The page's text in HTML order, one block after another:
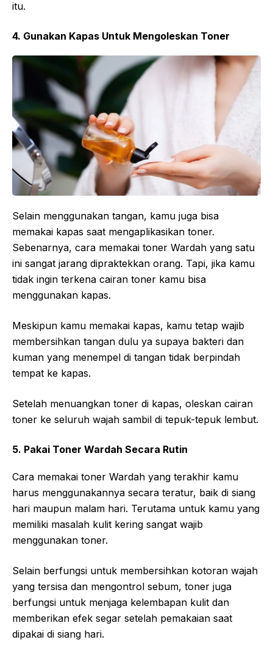
itu.
4. Gunakan Kapas Untuk Mengoleskan Toner
Selain menggunakan tangan, kamu juga bisa
memakai kapas saat mengaplikasikan toner.
Sebenarnya, cara memakai toner Wardah yang satu
ini sangat jarang dipraktekkan orang. Tapi, jika kamu
tidak ingin terkena cairan toner kamu bisa
menggunakan kapas.
Meskipun kamu memakai kapas, kamu tetap wajib
membersihkan tangan dulu ya supaya bakteri dan
kuman yang menempel di tangan tidak berpindah
tempat ke kapas.
Setelah menuangkan toner di kapas, oleskan cairan
toner ke seluruh wajah sambil di tepuk-tepuk lembut.
5. Pakai Toner Wardah Secara Rutin
Cara memakai toner Wardah yang terakhir kamu
harus menggunakannya secara teratur, baik di siang
hari maupun malam hari. Terutama untuk kamu yang
memiliki masalah kulit kering sangat wajib
menggunakan toner.
Selain berfungsi untuk membersihkan kotoran wajah
yang tersisa dan mengontrol sebum, toner juga
berfungsi untuk menjaga kelembapan kulit dan
memberikan efek segar setelah pemakaian saat
dipakai di siang hari.